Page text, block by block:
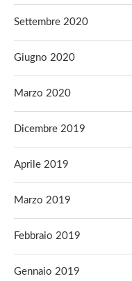
Settembre 2020
Giugno 2020
Marzo 2020
Dicembre 2019
Aprile 2019
Marzo 2019
Febbraio 2019
Gennaio 2019